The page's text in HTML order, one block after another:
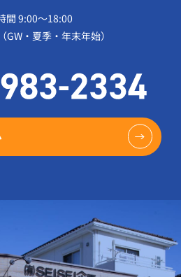
間 9:00～18:00
GW・夏季・年末年始）